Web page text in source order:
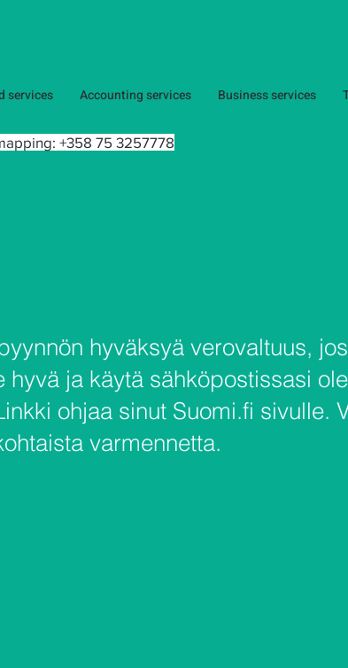
services Accounting services Business services
+358 75 3257778
hyväksyä verovaltuus,
ja käytä sähköpostissasi
ohjaa sinut Suomi.fi sivulle.
varmennetta.